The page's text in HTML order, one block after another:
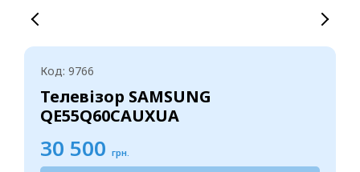
Код: 9766
Телевізор SAMSUNG
QE55Q60CAUXUA
30 500 грн.